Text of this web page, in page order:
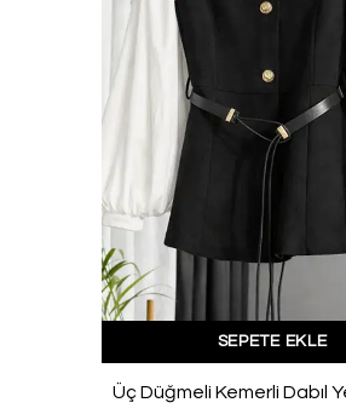
SEPETE EKLE
Üç Düğmeli Kemerli Dabıl